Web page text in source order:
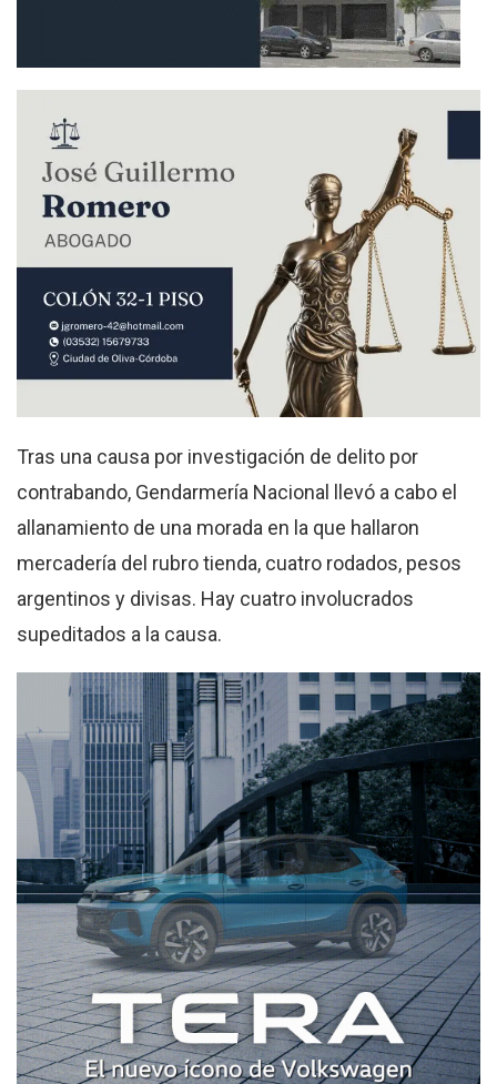
Tras una causa por investigación de delito por
contrabando, Gendarmería Nacional llevó a cabo el
allanamiento de una morada en la que hallaron
mercadería del rubro tienda, cuatro rodados, pesos
argentinos y divisas. Hay cuatro involucrados
supeditados a la causa.